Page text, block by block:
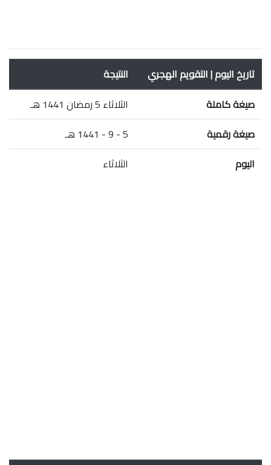
تاريخ اليوم | التقويم الهجري
النتيجة
صيغة كاملة
الثلاثاء 5 رمضان 1441 هـ
صيغة رقمية
5 - 9 - 1441 هـ
اليوم
الثلاثاء